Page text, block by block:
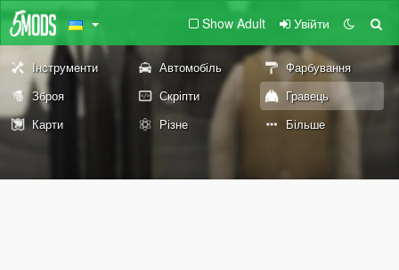
Show Adult Увійти
Інструменти Автомобіль
Фарбування
Зброя
Скріпти
Гравець
Карти
Різне Більше